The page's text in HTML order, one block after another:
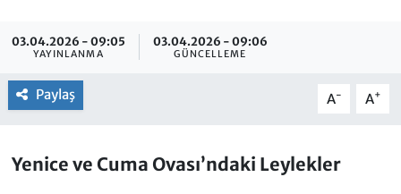
03.04.2026 - 09:05
YAYINLANMA
03.04.2026 - 09:06
GÜNCELLEME
Paylaş A- A+
Yenice ve Cuma Ovası’ndaki Leylekler
Haber Arşivi